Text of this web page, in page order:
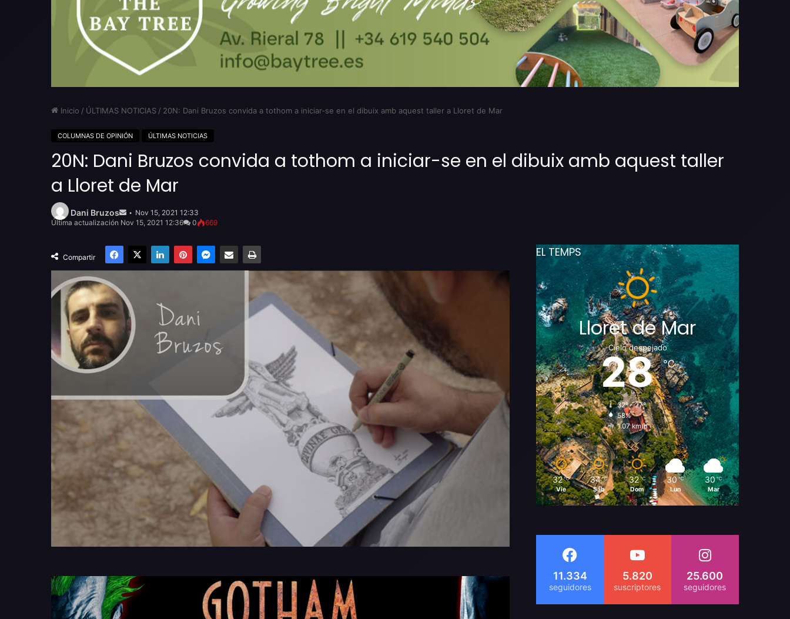
Inicio / ÚLTIMAS NOTICIAS / 20N: Dani Bruzos convida a tothom a iniciar-se en el dibuix amb aquest taller a Lloret de Mar
COLUMNAS DE OPINIÓN ÚLTIMAS NOTICIAS
20N: Dani Bruzos convida a tothom a iniciar-se en el dibuix amb aquest taller
a Lloret de Mar
Dani Bruzos
emailNov 15, 2021 12:33
Última actualización Nov 15, 2021 12:36
0 669
Compartir
Facebook
X LinkedInPinterestMessenger
Compartir por email Imprimir EL TEMPS
Lloret de Mar
Cielo despejado
28℃
32º - 27º
58%
1.07 km/h
32 ℃
Vie
34 ℃
Sáb
32 ℃
Dom
30 ℃
Lun
30 ℃
Mar
11.334 5.820 25.600